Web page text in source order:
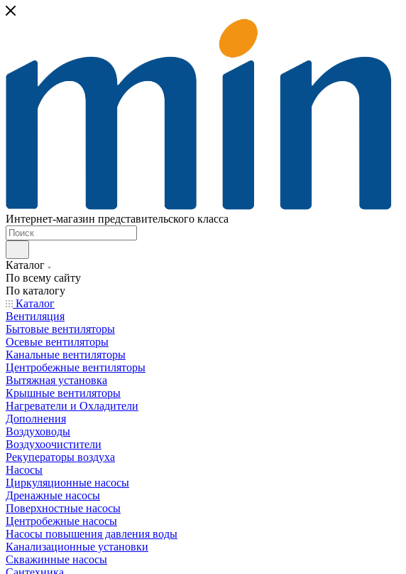
Интернет-магазин представительского класса
Каталог
По всему сайту
По каталогу
Каталог
Вентиляция
Бытовые вентиляторы
Осевые вентиляторы
Канальные вентиляторы
Центробежные вентиляторы
Вытяжная установка
Крышные вентиляторы
Нагреватели и Охладители
Дополнения
Воздуховоды
Воздухоочистители
Рекуператоры воздуха
Насосы
Циркуляционные насосы
Дренажные насосы
Поверхностные насосы
Центробежные насосы
Насосы повышения давления воды
Канализационные установки
Скважинные насосы